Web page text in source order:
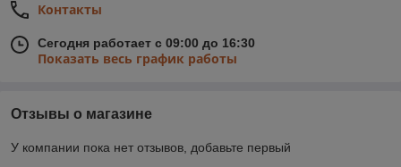
Контакты
Сегодня работает с 09:00 до 16:30
Показать весь график работы
Отзывы о магазине
У компании пока нет отзывов, добавьте первый